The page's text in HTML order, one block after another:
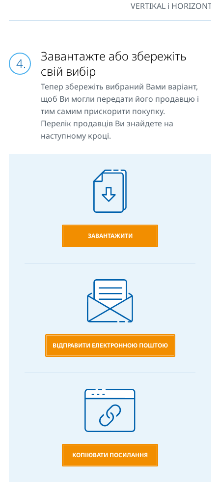
VERTIKAL і
Завантажте або збережіть
свій вибір
Тепер збережіть вибраний Вами варіант,
щоб Ви могли передати його продавцю і
тим самим прискорити покупку.
Перелік продавців Ви знайдете на
наступному кроці.
ЗАВАНТАЖИТИ
ВІДПРАВИТИ ЕЛЕКТРОННОЮ ПОШТОЮ
КОПІЮВАТИ ПОСИЛАННЯ